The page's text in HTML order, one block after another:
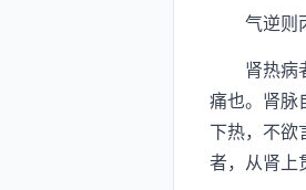
气逆则丙
肾热病者
痛也。肾脉
下热，不欲
者，从肾上